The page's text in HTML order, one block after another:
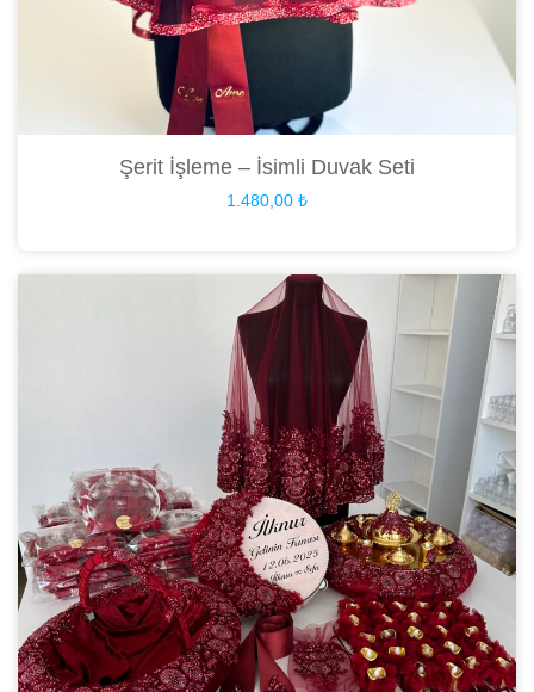
Şerit İşleme – İsimli Duvak Seti
1.480,00 ₺